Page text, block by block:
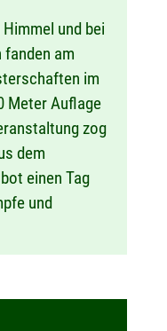
und bei
fanden am
im
Meter Auflage
zog
dem
einen Tag
und